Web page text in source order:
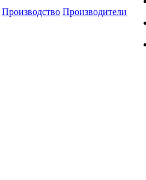
Производство Производители